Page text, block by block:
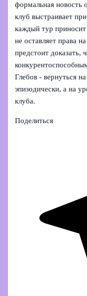
формальная новость
клуб выстраивает
каждый тур
не оставляет права
предстоит доказать,
Глебов - вернуться
эпизодически, а на
клуба.
Поделиться